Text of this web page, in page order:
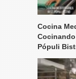
Cocina
Pópuli